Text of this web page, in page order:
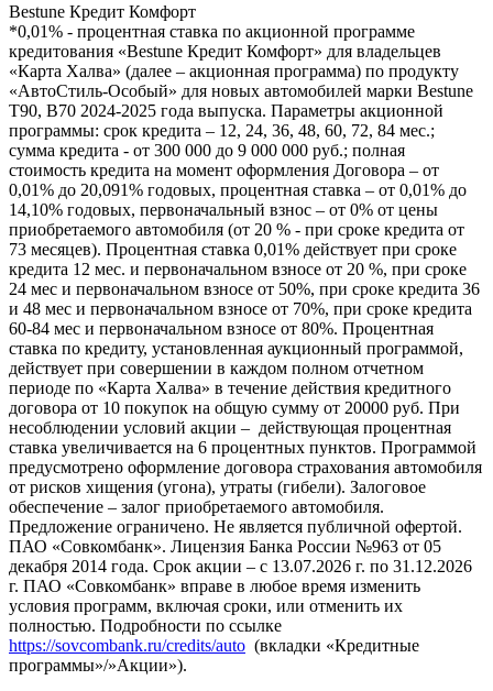
Bestune Кредит Комфорт
*0,01% - процентная ставка по акционной программе
кредитования «Bestune Кредит Комфорт» для владельцев
«Карта Халва» (далее – акционная программа) по продукту
«АвтоСтиль-Особый» для новых автомобилей марки Bestune
T90, B70 2024-2025 года выпуска. Параметры акционной
программы: срок кредита – 12, 24, 36, 48, 60, 72, 84 мес.;
сумма кредита - от 300 000 до 9 000 000 руб.; полная
стоимость кредита на момент оформления Договора – от
0,01% до 20,091% годовых, процентная ставка – от 0,01% до
14,10% годовых, первоначальный взнос – от 0% от цены
приобретаемого автомобиля (от 20 % - при сроке кредита от
73 месяцев). Процентная ставка 0,01% действует при сроке
кредита 12 мес. и первоначальном взносе от 20 %, при сроке
24 мес и первоначальном взносе от 50%, при сроке кредита 36
и 48 мес и первоначальном взносе от 70%, при сроке кредита
60-84 мес и первоначальном взносе от 80%. Процентная
ставка по кредиту, установленная аукционный программой,
действует при совершении в каждом полном отчетном
периоде по «Карта Халва» в течение действия кредитного
договора от 10 покупок на общую сумму от 20000 руб. При
несоблюдении условий акции – действующая процентная
ставка увеличивается на 6 процентных пунктов. Программой
предусмотрено оформление договора страхования автомобиля
от рисков хищения (угона), утраты (гибели). Залоговое
обеспечение – залог приобретаемого автомобиля.
Предложение ограничено. Не является публичной офертой.
ПАО «Совкомбанк». Лицензия Банка России №963 от 05
декабря 2014 года. Срок акции – с 13.07.2026 г. по 31.12.2026
г. ПАО «Совкомбанк» вправе в любое время изменить
условия программ, включая сроки, или отменить их
полностью. Подробности по ссылке
https://sovcombank.ru/credits/auto (вкладки «Кредитные
программы»/»Акции»).